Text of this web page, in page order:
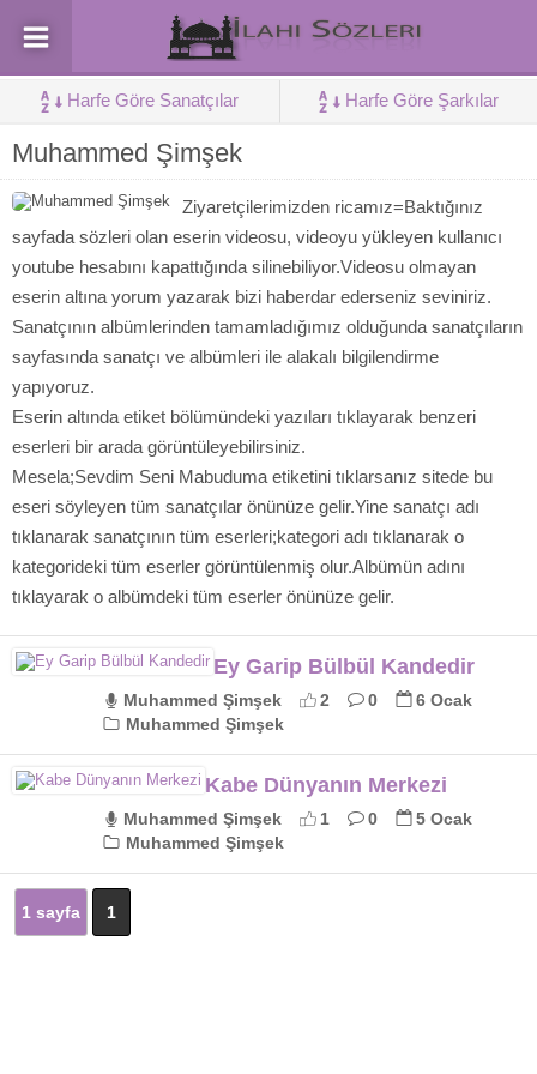
Harfe Göre Sanatçılar Harfe Göre Şarkılar
Muhammed Şimşek
Ziyaretçilerimizden ricamız=Baktığınız
sayfada sözleri olan eserin videosu, videoyu yükleyen kullanıcı
youtube hesabını kapattığında silinebiliyor.Videosu olmayan
eserin altına yorum yazarak bizi haberdar ederseniz seviniriz.
Sanatçının albümlerinden tamamladığımız olduğunda sanatçıların
sayfasında sanatçı ve albümleri ile alakalı bilgilendirme
yapıyoruz.
Eserin altında etiket bölümündeki yazıları tıklayarak benzeri
eserleri bir arada görüntüleyebilirsiniz.
Mesela;Sevdim Seni Mabuduma etiketini tıklarsanız sitede bu
eseri söyleyen tüm sanatçılar önünüze gelir.Yine sanatçı adı
tıklanarak sanatçının tüm eserleri;kategori adı tıklanarak o
kategorideki tüm eserler görüntülenmiş olur.Albümün adını
tıklayarak o albümdeki tüm eserler önünüze gelir.
Ey Garip Bülbül Kandedir
Muhammed Şimşek 2 0
6 Ocak
Muhammed Şimşek
Kabe Dünyanın Merkezi
Muhammed Şimşek 1 0
5 Ocak
Muhammed Şimşek
1 sayfa 1